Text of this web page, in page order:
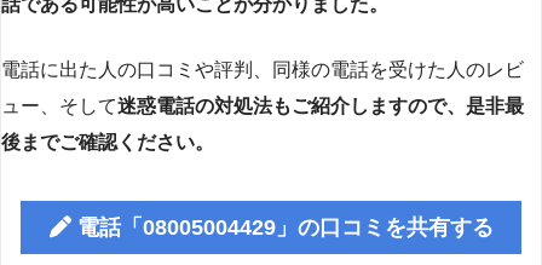
話である可能性が高いことが分かりました。
電話に出た人の口コミや評判、同様の電話を受けた人のレビ
ュー、そして迷惑電話の対処法もご紹介しますので、是非最
後までご確認ください。
電話「08005004429」の口コミを共有する